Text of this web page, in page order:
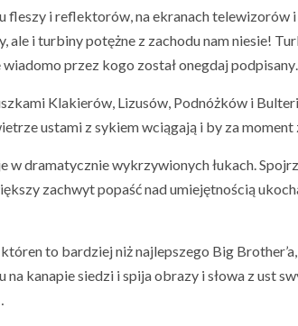
fleszy i reflektorów, na ekranach telewizorów
i turbiny potężne z zachodu nam niesie!
przez kogo został onegdaj
Klakierów, Lizusów, Podnóżków i
ustami z sykiem wciągają i by za
w dramatycznie wykrzywionych łukach.
zachwyt popaść nad umiejętnością
to bardziej niż najlepszego Big
kanapie siedzi i spija obrazy i słowa z ust